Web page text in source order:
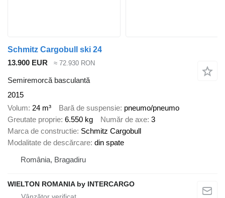
Schmitz Cargobull ski 24
13.900 EUR
≈ 72.930 RON
Semiremorcă basculantă
2015
Volum 24 m³ Bară de suspensie pneumo/pneumo
Greutate proprie 6.550 kg Număr de axe 3
Marca de constructie Schmitz Cargobull
Modalitate de descărcare din spate
România, Bragadiru
WIELTON ROMANIA by INTERCARGO